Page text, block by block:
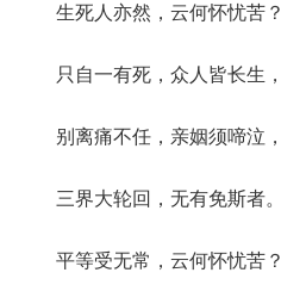
生死人亦然，云何怀忧苦？
只自一有死，众人皆长生，
别离痛不任，亲姻须啼泣，
三界大轮回，无有免斯者。
平等受无常，云何怀忧苦？